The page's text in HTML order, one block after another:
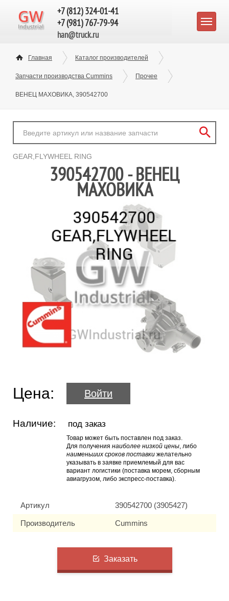
+7 (812) 324-01-41
+7 (981) 767-79-94
han@truck.ru
Главная Каталог производителей
Запчасти производства Cummins Прочее
ВЕНЕЦ МАХОВИКА, 390542700
GEAR,FLYWHEEL RING
390542700 - ВЕНЕЦ
МАХОВИКА
Цена: Войти
Наличие: под заказ
Товар может быть поставлен под заказ.
Для получения наиболее низкой цены, либо
наименьших сроков поставки желательно
указывать в заявке приемлемый для вас
вариант логистики (поставка морем, сборным
авиагрузом, либо экспресс-поставка).
Артикул 390542700 (3905427)
Производитель Cummins
Заказать